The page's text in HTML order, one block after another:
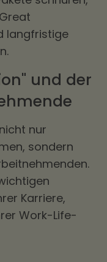
langfristige
und der
nur
sondern
Karriere,
Work-Life-